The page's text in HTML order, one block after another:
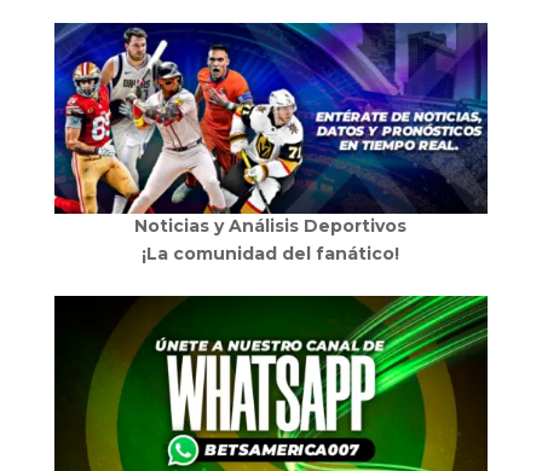
Noticias y Análisis Deportivos
¡La comunidad del fanático!